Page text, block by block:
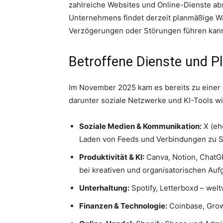
zahlreiche Websites und Online-Dienste
Unternehmens findet derzeit planmäßige
Verzögerungen oder Störungen führen
Betroffene Dienste und
Im November 2025 kam es bereits zu
darunter soziale Netzwerke und KI-Tools
Soziale Medien & Kommunikation: X
Laden von Feeds und Verbindungen zu
Produktivität & KI: Canva, Notion,
bei kreativen und organisatorischen
Unterhaltung: Spotify, Letterboxd –
Finanzen & Technologie: Coinbase,